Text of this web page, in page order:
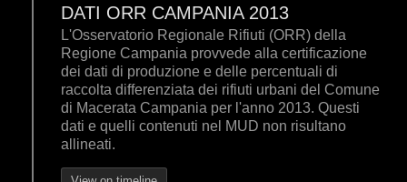
DATI ORR CAMPANIA 2013
L'Osservatorio Regionale Rifiuti (ORR) della
Regione Campania provvede alla certificazione
dei dati di produzione e delle percentuali di
raccolta differenziata dei rifiuti urbani del Comune
di Macerata Campania per l'anno 2013. Questi
dati e quelli contenuti nel MUD non risultano
allineati.